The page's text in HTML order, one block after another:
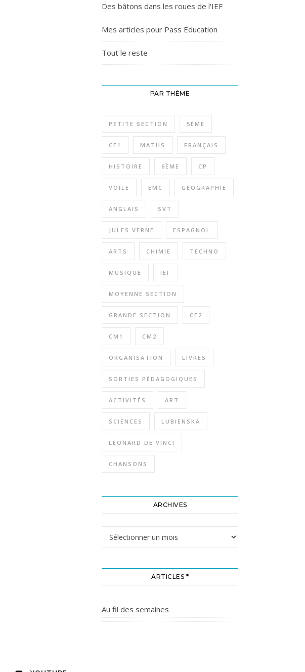
Des bâtons dans les roues de l'IEF
Mes articles pour Pass Education
Tout le reste
PAR THÈME
PETITE SECTION 5ÈME
CE1 MATHS FRANÇAIS
HISTOIRE 6ÈME CP
VOILE EMC GÉOGRAPHIE
ANGLAIS SVT
JULES VERNE ESPAGNOL
ARTS CHIMIE TECHNO
MUSIQUE IEF
MOYENNE SECTION
GRANDE SECTION CE2
CM1 CM2
ORGANISATION LIVRES
SORTIES PÉDAGOGIQUES
ACTIVITÉS ART
SCIENCES LUBIENSKA
LÉONARD DE VINCI
CHANSONS
ARCHIVES
ARTICLES *
Au fil des semaines